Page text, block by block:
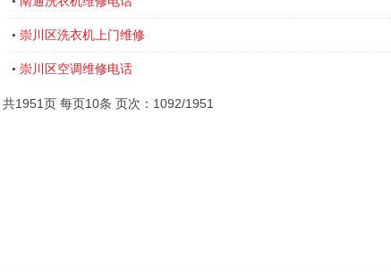
• 崇川区洗衣机上门维修
• 崇川区空调维修电话
共1951页 每页10条 页次：1092/1951